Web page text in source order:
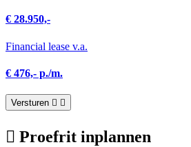
€ 28.950,-
Financial lease v.a.
€ 476,- p./m.
Versturen
Proefrit inplannen